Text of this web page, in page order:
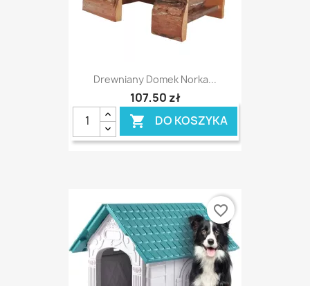
Drewniany Domek Norka...
107,50 zł
 DO KOSZYKA
favorite_border